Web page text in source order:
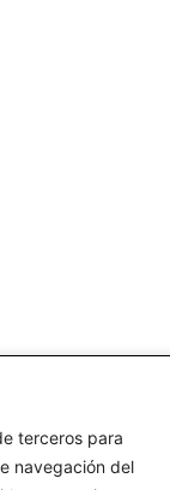
terceros para
navegación del